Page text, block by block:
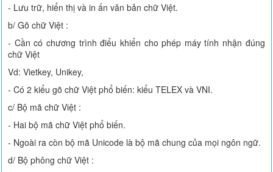
- Lưu trữ, hiển thị và in ấn văn bản chữ Việt.
b/ Gõ chữ Việt :
- Cần có chương trình điểu khiển cho phép máy tính nhận đúng
chữ Việt
Vd: Vietkey, Unikey,
- Có 2 kiểu gõ chữ Việt phổ biến: kiểu TELEX và VNI.
c/ Bộ mã chữ Việt :
- Hai bộ mã chữ Việt phổ biến.
- Ngoài ra còn bộ mã Unicode là bộ mã chung của mọi ngôn ngữ.
d/ Bộ phông chữ Việt :